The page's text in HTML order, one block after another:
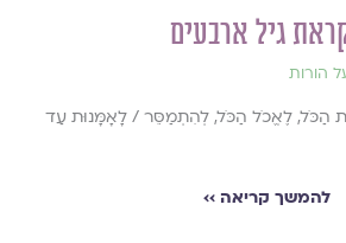
גיל ארבעים
הורות
הַכֹּל, לֶאֱכֹל הַכֹּל, לְהִתְמַסֵּר / לָאָמָּנוּת עַד
להמשך קריאה ››